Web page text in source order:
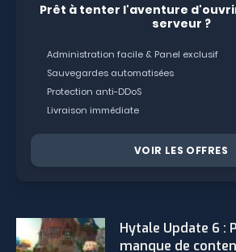
Prêt à tenter l'aventure
serveur ?
Administration facile & Panel exclusif
Sauvegardes automatisées
Protection anti-DDoS
Livraison immédiate
VOIR LES OFFRES
Hytale Update 6 :
manque de